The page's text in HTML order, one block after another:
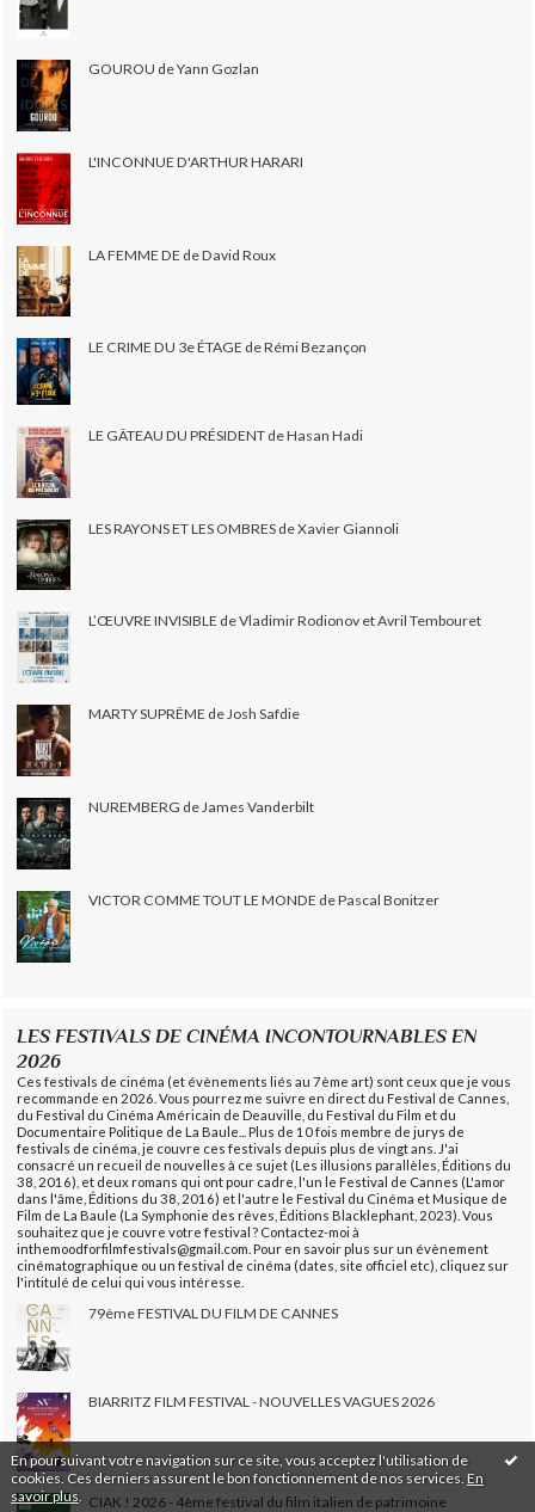
En poursuivant votre navigation sur ce site, vous acceptez l'utilisation de
cookies. Ces derniers assurent le bon fonctionnement de nos services. En
savoir plus
GOUROU de Yann Gozlan
L'INCONNUE D'ARTHUR HARARI
LA FEMME DE de David Roux
LE CRIME DU 3e ÉTAGE de Rémi Bezançon
LE GÂTEAU DU PRÉSIDENT de Hasan Hadi
LES RAYONS ET LES OMBRES de Xavier Giannoli
L’ŒUVRE INVISIBLE de Vladimir Rodionov et Avril Tembouret
MARTY SUPRÊME de Josh Safdie
NUREMBERG de James Vanderbilt
VICTOR COMME TOUT LE MONDE de Pascal Bonitzer
LES FESTIVALS DE CINÉMA INCONTOURNABLES EN
2026
Ces festivals de cinéma (et évènements liés au 7ème art) sont ceux que je vous
recommande en 2026. Vous pourrez me suivre en direct du Festival de Cannes,
du Festival du Cinéma Américain de Deauville, du Festival du Film et du
Documentaire Politique de La Baule... Plus de 10 fois membre de jurys de
festivals de cinéma, je couvre ces festivals depuis plus de vingt ans. J'ai
consacré un recueil de nouvelles à ce sujet (Les illusions parallèles, Éditions du
38, 2016), et deux romans qui ont pour cadre, l'un le Festival de Cannes (L'amor
dans l'âme, Éditions du 38, 2016) et l'autre le Festival du Cinéma et Musique de
Film de La Baule (La Symphonie des rêves, Éditions Blacklephant, 2023). Vous
souhaitez que je couvre votre festival ? Contactez-moi à
inthemoodforfilmfestivals@gmail.com. Pour en savoir plus sur un évènement
cinématographique ou un festival de cinéma (dates, site officiel etc), cliquez sur
l'intitulé de celui qui vous intéresse.
79ème FESTIVAL DU FILM DE CANNES
BIARRITZ FILM FESTIVAL - NOUVELLES VAGUES 2026
CIAK ! 2026 - 4ème festival du film italien de patrimoine